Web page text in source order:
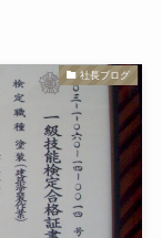
社長ブログ